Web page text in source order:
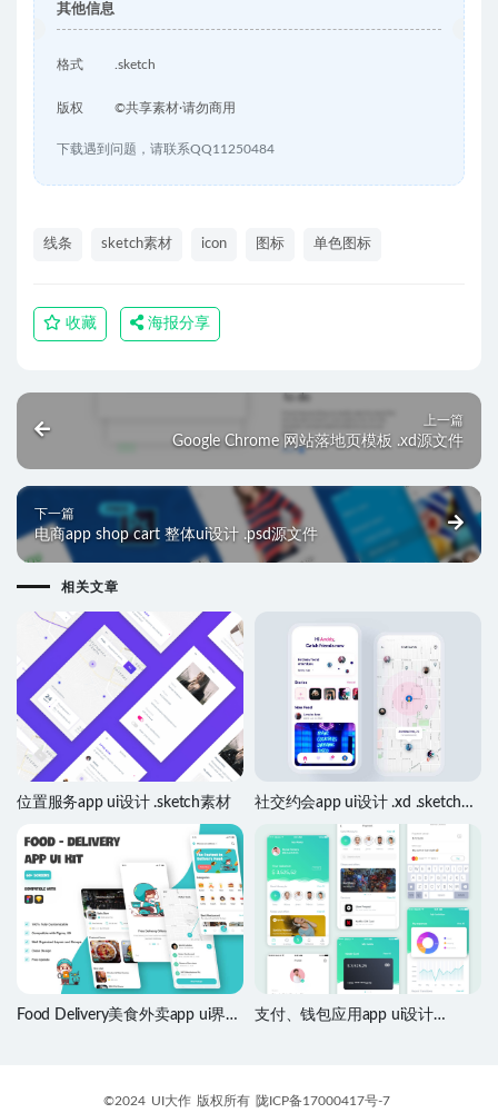
其他信息
格式 .sketch
版权 ©共享素材·请勿商用
下载遇到问题，请联系QQ11250484
线条 sketch素材 icon 图标 单色图标
收藏 海报分享
上一篇
Google Chrome 网站落地页模板 .xd源文件
下一篇
电商app shop cart 整体ui设计 .psd源文件
相关文章
位置服务app ui设计 .sketch素材
社交约会app ui设计 .xd .sketch
Food Delivery美食外卖app ui界面
支付、钱包应用app ui设计
©2024 UI大作 版权所有 陇ICP备17000417号-7